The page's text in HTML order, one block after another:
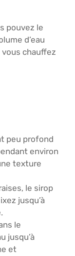
pouvez le
d’eau
chauffez
peu profond
environ
texture
le sirop
jusqu’à
le
jusqu’à
et